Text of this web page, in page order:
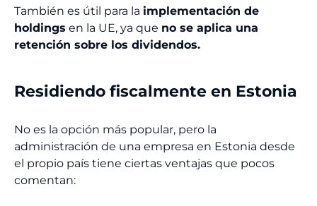
También es útil para la implementación de
holdings en la UE, ya que no se aplica una
retención sobre los dividendos.
Residiendo fiscalmente en Estonia
No es la opción más popular, pero la
administración de una empresa en Estonia desde
el propio país tiene ciertas ventajas que pocos
comentan: